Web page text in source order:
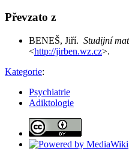
Převzato z
BENEŠ, Jiří. Studijní
<http://jirben.wz.cz>.
Kategorie:
Psychiatrie
Adiktologie